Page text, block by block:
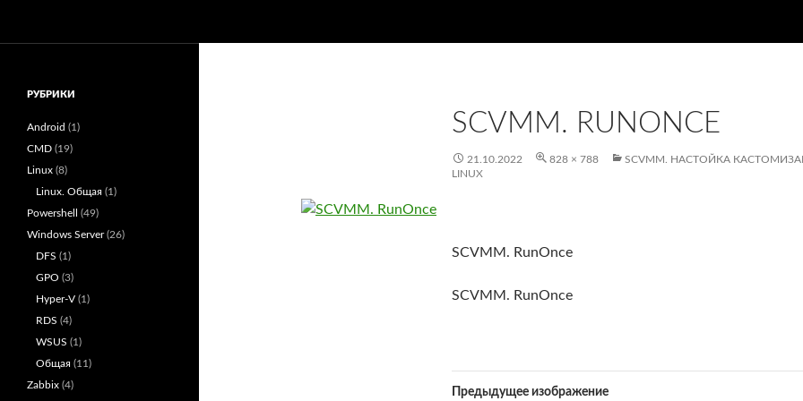
содержимому
SCVMM. RUNONCE
21.10.2022 828 × 788
SCVMM. НАСТОЙКА
LINUX
SCVMM. RunOnce
SCVMM. RunOnce
Предыдущее изображение
РУБРИКИ
Android (1)
CMD (19)
Linux (8)
Linux. Общая (1)
Powershell
(49)
Windows Server(26)
DFS (1)
GPO (3)
Hyper-V (1)
RDS (4)
WSUS (1)
Общая (11)
Zabbix (4)